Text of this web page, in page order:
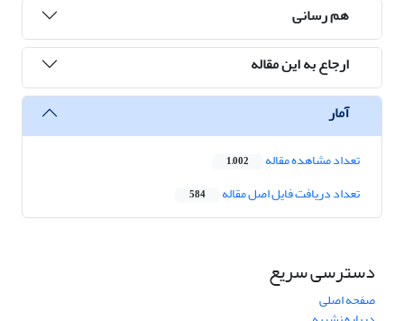
هم رسانی
ارجاع به این مقاله
آمار
تعداد مشاهده مقاله 1,002
تعداد دریافت فایل اصل مقاله 584
دسترسی سریع
صفحه اصلی